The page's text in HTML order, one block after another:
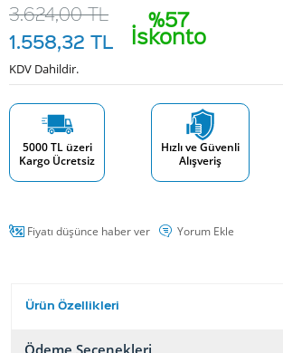
%57
İskonto
3.624,00TL
1.558,32 TL
KDV Dahildir.
5000 TL üzeri
Kargo Ücretsiz
Hızlı ve Güvenli
Alışveriş
Fiyatı düşünce haber ver Yorum Ekle
Ürün Özellikleri
Ödeme Seçenekleri